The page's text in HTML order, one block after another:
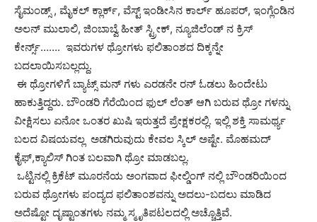
ಸೈಮಂಡ್ಸ್ , ಮೈಕಲ್ ಕ್ಲಾರ್ಕ್, ವೆಸ್ಟ್ ಇಂಡೀಸಿನ ಕಾರ್ಲ್ ಹೂಪರ್, ಇಂಗ್ಲೆಂಡಿನ
ಅಲನ್ ಮುಲಾಲಿ, ಜಿಂಬಾಬ್ವೆ ಹೀತ್ ಸ್ಟ್ರೀಕ್, ನ್ಯೂಜಿಲೆಂಡ್ ನ ಕ್ರಿಸ್
ಕೇರ್ನ್ಸ್……. ಇವರುಗಳ ಥ್ರೋಗಳು ಫಲಿತಾಂಶದ ದಿಕ್ಕನ್ನೇ
ಬದಲಾಯಿಸಬಲ್ಲದ್ದು.
ಈ ಥ್ರೋಗಳಿಗೆ ಬ್ಯಾಟ್ಸ್ ಮನ್ ಗಳು ಎರಡನೇ ರನ್ ಓಡಲು ಹಿಂದೇಟು
ಹಾಕುತ್ತಿದ್ದರು. ಬೌಂಡರಿ ಗೆರೆಯಿಂದ ಫುಲ್ ಲೆಂತ್ ಆಗಿ ಬರುವ ಥ್ರೋ ಗಳನ್ನು
ವೀಕ್ಷಿಸಲು ಏನೋ ಒಂತರ ಖುಷಿ ಇರುತ್ತದೆ ಪ್ರೇಕ್ಷಕರಲ್ಲಿ. ಇಲ್ಲಿ ಶಕ್ತಿ ಸಾಮರ್ಥ್ಯ
ಬಲದ ವಿಷಯವಲ್ಲ ಅಡಗಿರುವುದು ಕೇವಲ ಸ್ಕಿಲ್ ಅಷ್ಟೇ. ಮೊಹಮದ್
ಕೈಫ್,ಕ್ಯಾಲಿಸ್ ಗಿಂತ ಬಲವಾಗಿ ಥ್ರೋ ಮಾಡಬಲ್ಲ.
ಒಟ್ಟಿನಲ್ಲಿ ಕ್ರಿಕೆಟ್ ಮೂರನೆಯ ಅಂಗವಾದ ಫೀಲ್ಡಿಂಗ್ ನಲ್ಲಿ ಬೌಂಡರಿಯಿಂದ
ಬರುವ ಥ್ರೋಗಳು ಪಂದ್ಯದ ಫಲಿತಾಂಶವನ್ನು ಅದಲು-ಬದಲು ಮಾಡಿದ
ಅದೆಷ್ಟೋ ದೃಷ್ಟಾಂತಗಳು ನಮ್ಮ ಸ್ಮೃತಿಪಟಲದಲ್ಲಿ ಅಚ್ಚೊತ್ತಿವೆ.